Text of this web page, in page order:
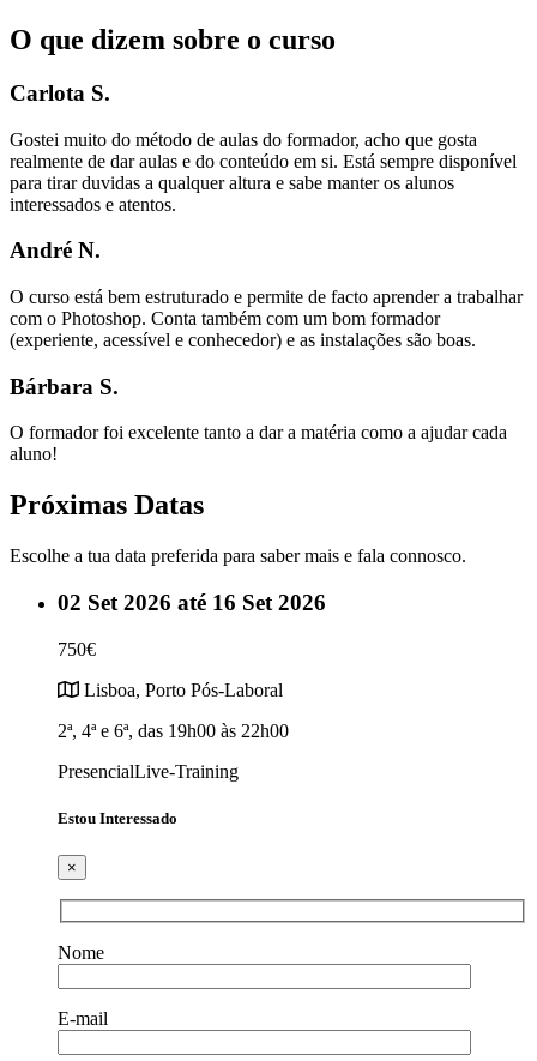
O que dizem sobre o curso
Carlota S.
Gostei muito do método de aulas do formador, acho que gosta
realmente de dar aulas e do conteúdo em si. Está sempre disponível
para tirar duvidas a qualquer altura e sabe manter os alunos
interessados e atentos.
André N.
O curso está bem estruturado e permite de facto aprender a trabalhar
com o Photoshop. Conta também com um bom formador
(experiente, acessível e conhecedor) e as instalações são boas.
Bárbara S.
O formador foi excelente tanto a dar a matéria como a ajudar cada
aluno!
Próximas Datas
Escolhe a tua data preferida para saber mais e fala connosco.
02 Set 2026 até 16 Set 2026
750€
Lisboa, Porto Pós-Laboral
2ª, 4ª e 6ª, das 19h00 às 22h00
PresencialLive-Training
Estou Interessado
×
Nome
E-mail